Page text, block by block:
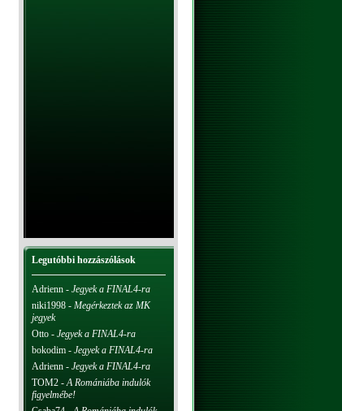
Legutóbbi hozzászólások
Adrienn - Jegyek a FINAL4-ra
niki1998 - Megérkeztek az MK
jegyek
Otto - Jegyek a FINAL4-ra
bokodim - Jegyek a FINAL4-ra
Adrienn - Jegyek a FINAL4-ra
TOM2 -A Romániába indulók
figyelmébe!